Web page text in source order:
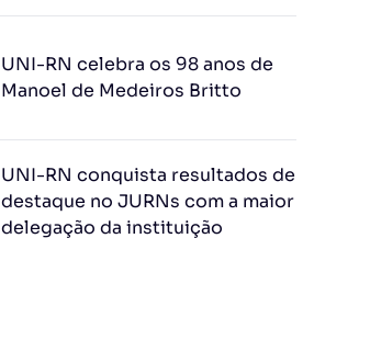
UNI-RN celebra os 98 anos de
Manoel de Medeiros Britto
UNI-RN conquista resultados de
destaque no JURNs com a maior
delegação da instituição